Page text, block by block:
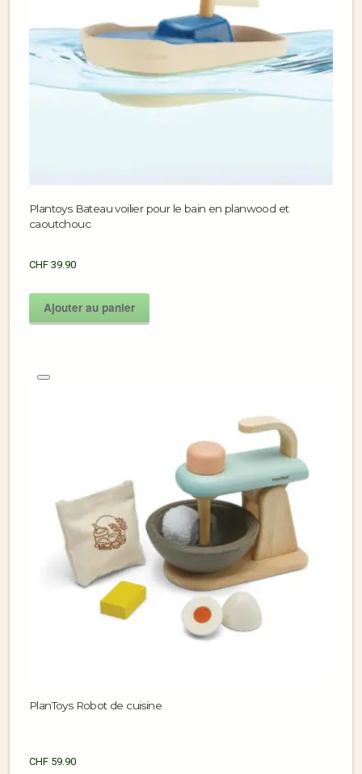
Plantoys Bateau voilier pour le bain en planwood et
caoutchouc
CHF 39.90
Ajouter au panier
PlanToys Robot de cuisine
CHF 59.90